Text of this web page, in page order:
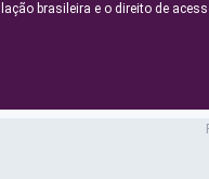
brasileira e o direito de